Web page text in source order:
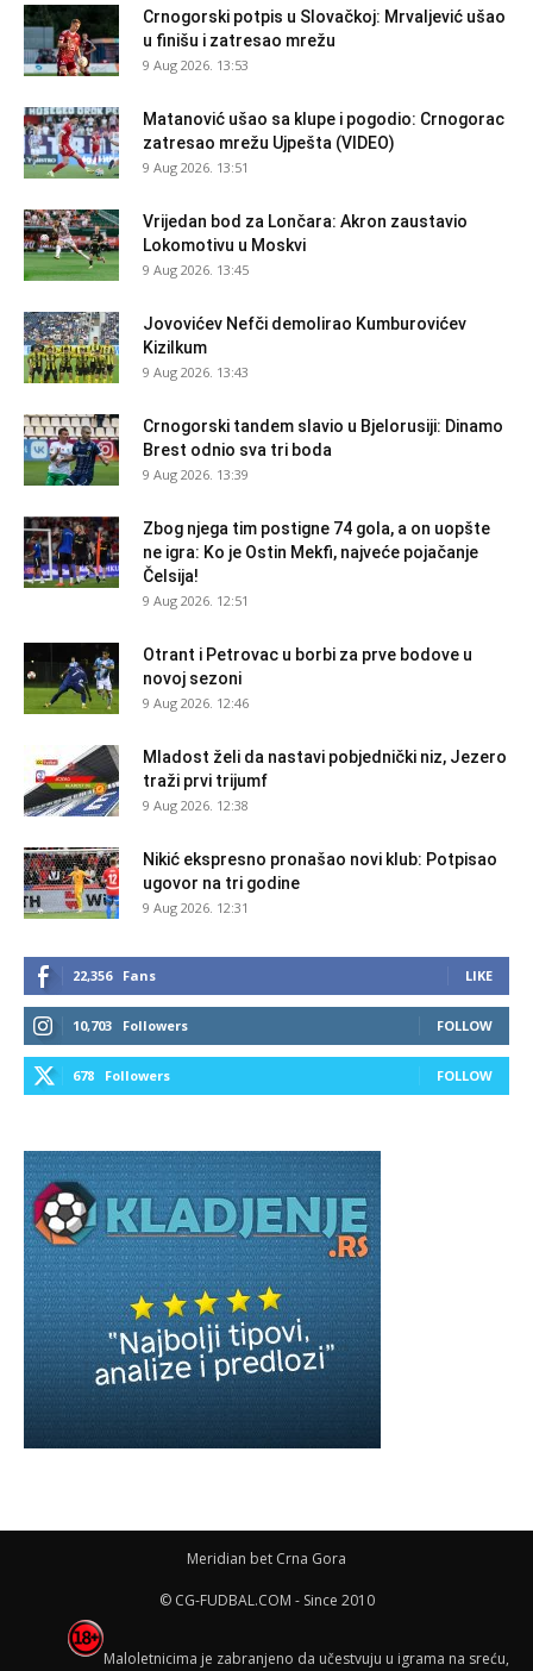
Crnogorski potpis u Slovačkoj: Mrvaljević ušao
u finišu i zatresao mrežu
9 Aug 2026. 13:53
Matanović ušao sa klupe i pogodio: Crnogorac
zatresao mrežu Ujpešta (VIDEO)
9 Aug 2026. 13:51
Vrijedan bod za Lončara: Akron zaustavio
Lokomotivu u Moskvi
9 Aug 2026. 13:45
Jovovićev Nefči demolirao Kumburovićev
Kizilkum
9 Aug 2026. 13:43
Crnogorski tandem slavio u Bjelorusiji: Dinamo
Brest odnio sva tri boda
9 Aug 2026. 13:39
Zbog njega tim postigne 74 gola, a on uopšte
ne igra: Ko je Ostin Mekfi, najveće pojačanje
Čelsija!
9 Aug 2026. 12:51
Otrant i Petrovac u borbi za prve bodove u
novoj sezoni
9 Aug 2026. 12:46
Mladost želi da nastavi pobjednički niz, Jezero
traži prvi trijumf
9 Aug 2026. 12:38
Nikić ekspresno pronašao novi klub: Potpisao
ugovor na tri godine
9 Aug 2026. 12:31
22,356 Fans LIKE
10,703 Followers FOLLOW
678 Followers FOLLOW
Meridian bet Crna Gora
© CG-FUDBAL.COM - Since 2010
Maloletnicima je zabranjeno da učestvuju u igrama na sreću,